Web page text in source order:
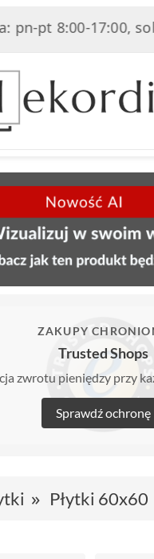
pt 8:00-17:00, sob
ZAKUPY
Trusted Shops
zwrotu pieniędzy przy
Sprawdź ochronę
Płytki 60x60